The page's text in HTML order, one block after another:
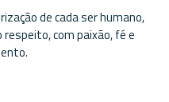
de cada ser humano,
com paixão, fé e